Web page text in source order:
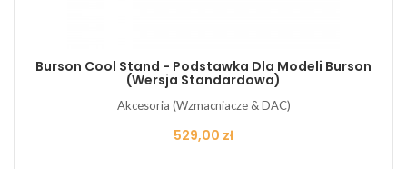
Burson Cool Stand - Podstawka Dla Modeli Burson
(wersja Standardowa)
Akcesoria (Wzmacniacze & DAC)
Cena
529,00 zł